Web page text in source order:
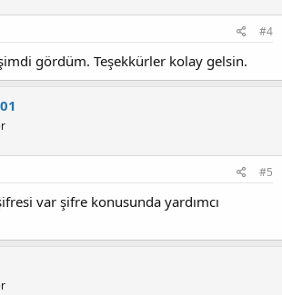
#4
gördüm. Teşekkürler kolay gelsin.
#5
var şifre konusunda yardımcı